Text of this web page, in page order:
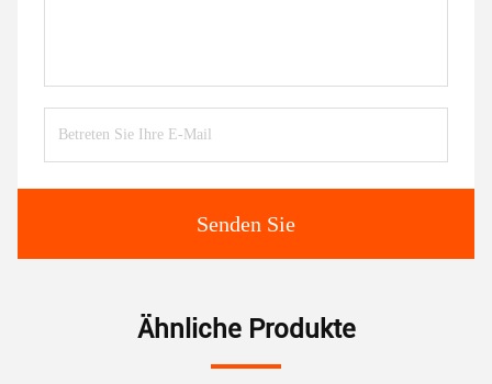
Senden Sie
Ähnliche Produkte